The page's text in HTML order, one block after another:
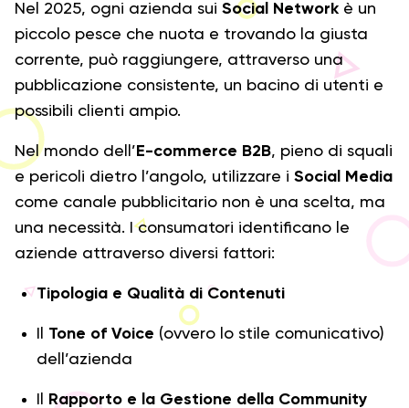
Nel 2025, ogni azienda sui Social Network è un
piccolo pesce che nuota e trovando la giusta
corrente, può raggiungere, attraverso una
pubblicazione consistente, un bacino di utenti e
possibili clienti ampio.
Nel mondo dell’ E-commerce B2B, pieno di squali
e pericoli dietro l’angolo, utilizzare i Social Media
come canale pubblicitario non è una scelta, ma
una necessità. I consumatori identificano le
aziende attraverso diversi fattori:
Tipologia e Qualità di Contenuti
Tone of Voice (ovvero lo stile comunicativo)
dell’azienda
Rapporto e la Gestione della Community